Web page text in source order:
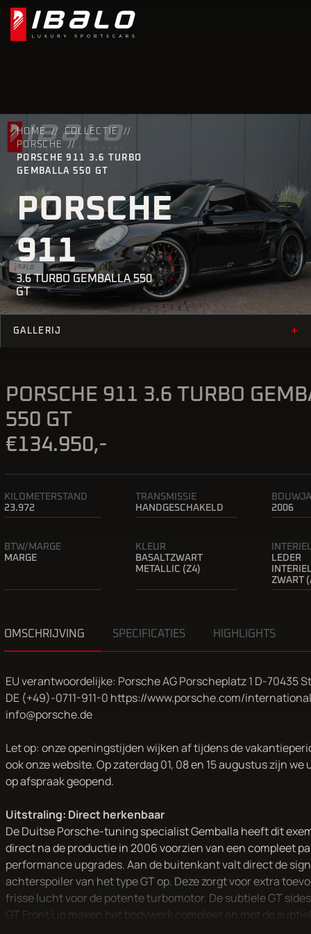
HOME
COLLECTIE
PORSCHE
PORSCHE 911 3.6 TURBO
GEMBALLA 550 GT
PORSCHE
911
3.6 TURBO GEMBALLA 550
GT
GALLERIJ +
PORSCHE 911 3.6 TURBO
550 GT
€134.950,-
KILOMETERSTAND
23.972
TRANSMISSIE
HANDGESCHAKELD
2006
BTW/MARGE
MARGE
KLEUR
BASALTZWART
METALLIC (Z4)
LEDER
ZWART
OMSCHRIJVING SPECIFICATIES HIGHLIGHTS
EU verantwoordelijke: Porsche AG Porscheplatz 1 D-70435
DE (+49)-0711-911-0 https://www.porsche.com/
info@porsche.de
Let op: onze openingstijden wijken af tijdens de
ook onze website. Op zaterdag 01, 08 en 15 augustus zijn
op afspraak geopend.
Uitstraling: Direct herkenbaar
De Duitse Porsche-tuning specialist Gemballa heeft dit
direct na de productie in 2006 voorzien van een compleet
performance upgrades. Aan de buitenkant valt direct de
achterspoiler van het type GT op. Deze zorgt voor extra
frisse lucht voor de potente turbomotor. De subtiele GT
GT Front Lip maken het bodywerk compleet en met de